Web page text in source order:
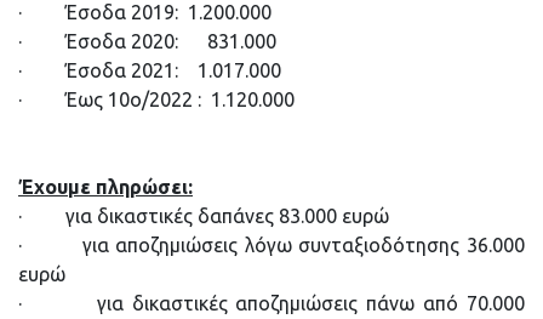
· Έσοδα 2019: 1.200.000
· Έσοδα 2020: 831.000
· Έσοδα 2021: 1.017.000
· Έως 10ο/2022 : 1.120.000
Έχουμε πληρώσει:
· για δικαστικές δαπάνες 83.000 ευρώ
· για αποζημιώσεις λόγω συνταξιοδότησης 36.000
ευρώ
· για δικαστικές αποζημιώσεις πάνω από 70.000